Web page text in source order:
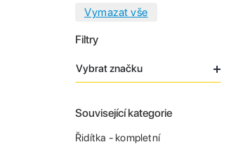
Filtry
Vybrat značku
Související kategorie
Řidítka - kompletní